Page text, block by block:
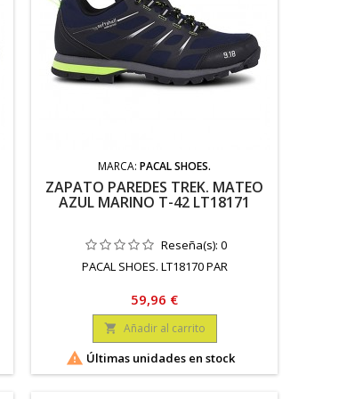
MARCA:PACAL SHOES.
ZAPATO PAREDES TREK. MATEO
AZUL MARINO T-42 LT18171
Reseña(s):0
PACAL SHOES. LT18170 PAR
Precio
59,96 €
 Añadir al carrito
 Últimas unidades en stock